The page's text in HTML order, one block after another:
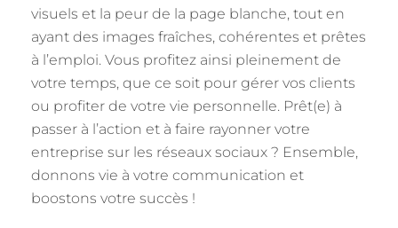
visuels et la peur de la page blanche, tout en
ayant des images fraîches, cohérentes et prêtes
à l’emploi. Vous profitez ainsi pleinement de
votre temps, que ce soit pour gérer vos clients
ou profiter de votre vie personnelle. Prêt(e) à
passer à l’action et à faire rayonner votre
entreprise sur les réseaux sociaux ? Ensemble,
donnons vie à votre communication et
boostons votre succès !